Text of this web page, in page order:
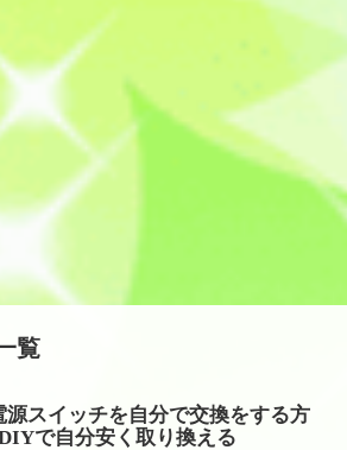
覧
源スイッチを自分で交換をする方
で自分安く取り換える